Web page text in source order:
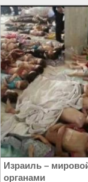
Израиль –
органами